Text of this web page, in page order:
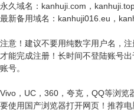
永久域名：kanhuji.com，
最新备用域名：kanhuji016.eu，
注意！建议不要用纯数字用户名，
才能完成注册！长时间不登陆账号
账号。
Vivo，UC，360，夸克，QQ等浏览
要使用国产浏览器打开网页！推荐